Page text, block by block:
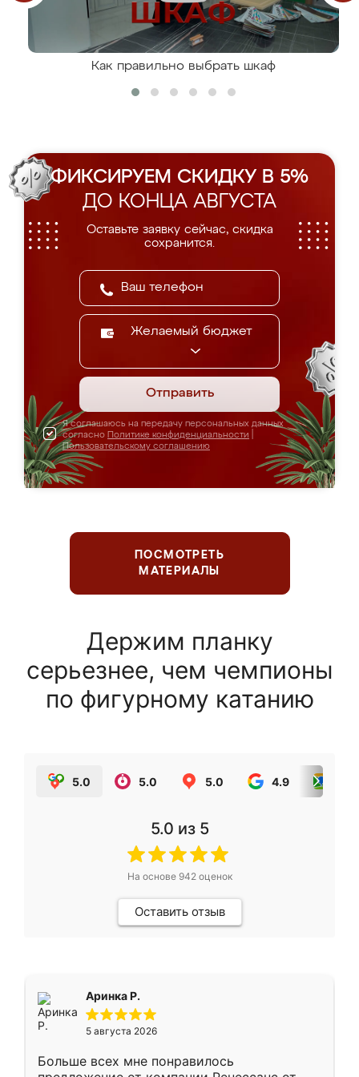
Как правильно выбрать шкаф
ФИКСИРУЕМ СКИДКУ В 5%
ДО КОНЦА АВГУСТА
Оставьте заявку сейчас, скидка
сохранится.
Желаемый бюджет
Отправить
Я соглашаюсь на передачу персональных данных
согласно Политике конфиденциальности
Пользовательскому соглашению
ПОСМОТРЕТЬ
МАТЕРИАЛЫ
Держим планку
серьезнее, чем чемпионы
по фигурному катанию
5.0 5.0 5.0 4.9
5.0 из 5
На основе 942оценок
Оставить отзыв
Аринка Р.
5 августа 2026
Больше всех мне понравилось